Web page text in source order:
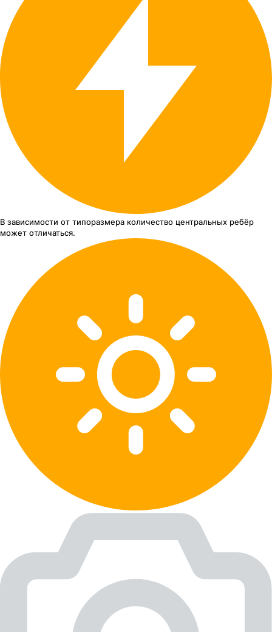
В зависимости от типоразмера количество центральных ребёр
может отличаться.